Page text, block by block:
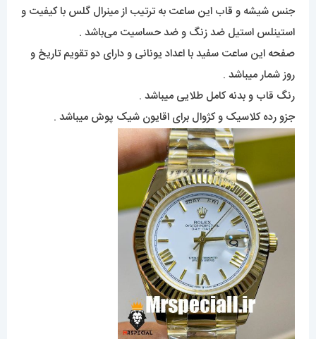
جنس شیشه و قاب این ساعت به ترتیب از مینرال گلس با کیفیت و
استینلس استیل ضد زنگ و ضد حساسیت می‌باشد .
صفحه این ساعت سفید با اعداد یونانی و دارای دو تقویم تاریخ و
روز شمار میباشد .
رنگ قاب و بدنه کامل طلایی میباشد .
جزو رده کلاسیک و کژوال برای اقایون شیک پوش میباشد .